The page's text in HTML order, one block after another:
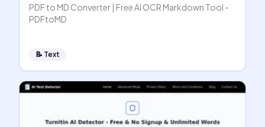
PDF to MD Converter | Free AI OCR Markdown Tool -
PDFtoMD
📝 Text